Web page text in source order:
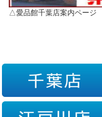
△愛品館千葉店案内ページ